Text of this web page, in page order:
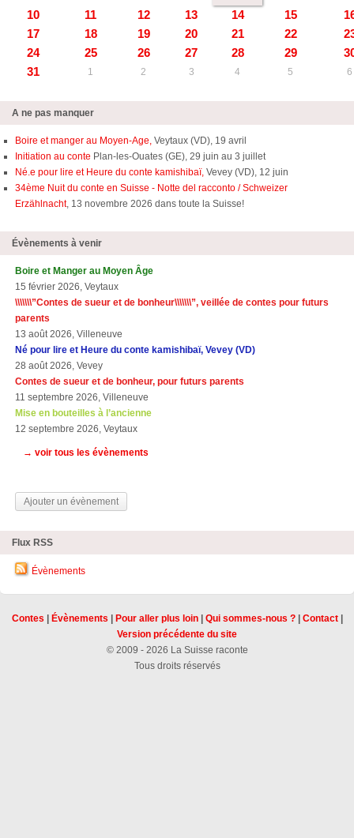
10
11 12 13 14 15
17
18 19 20 21 22
24
25 26 27 28 29
31
1 2 3 4 5 6
A ne pas manquer
Boire et manger au Moyen-Age, Veytaux (VD), 19 avril
Initiation au conte Plan-les-Ouates (GE), 29 juin au 3 juillet
Né.e pour lire et Heure du conte kamishibaï, Vevey (VD), 12 juin
34ème Nuit du conte en Suisse - Notte del racconto / Schweizer
Erzählnacht, 13 novembre 2026 dans toute la Suisse!
Évènements à venir
Boire et Manger au Moyen Âge
15 février 2026, Veytaux
\\\\\\\”Contes de sueur et de bonheur\\\\\\\”, veillée de contes pour futurs
parents
13 août 2026, Villeneuve
Né pour lire et Heure du conte kamishibaï, Vevey (VD)
28 août 2026, Vevey
Contes de sueur et de bonheur, pour futurs parents
11 septembre 2026, Villeneuve
Mise en bouteilles à l’ancienne
12 septembre 2026, Veytaux
→ voir tous les évènements
Ajouter un évènement
Flux RSS
Évènements
Contes Évènements Pour aller plus loin| Qui sommes-nous ?| Contact|
Version précédente du site
© 2009 - 2026 La Suisse raconte
Tous droits réservés